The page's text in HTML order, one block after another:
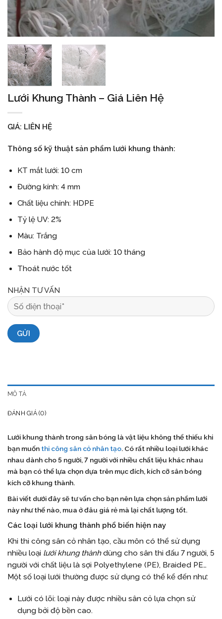
Lưới Khung Thành – Giá Liên Hệ
GIÁ: LIÊN HỆ
Thông số kỹ thuật sản phẩm lưới khung thành:
KT mắt lưới: 10 cm
Đường kính: 4 mm
Chất liệu chính: HDPE
Tỷ lệ UV: 2%
Màu: Trắng
Bảo hành độ mục của lưới: 10 tháng
Thoát nước tốt
NHẬN TƯ VẤN
MÔ TẢ
ĐÁNH GIÁ (0)
Lưới khung thành trong sân bóng là vật liệu không thể thiếu khi
bạn muốn thi công sân cỏ nhân tạo. Có rất nhiều loại lưới khác
nhau dành cho 5 người, 7 người với nhiều chất liệu khác nhau
mà bạn có thể lựa chọn dựa trên mục đích, kích cỡ sân bóng
kích cỡ khung thành.
Bài viết dưới đây sẽ tư vấn cho bạn nên lựa chọn sản phẩm lưới
này như thế nào, mua ở đâu giá rẻ mà lại chất lượng tốt.
Các loại lưới khung thành phổ biến hiện nay
Khi thi công sân cỏ nhân tạo, cầu môn có thể sử dụng
nhiều loại lưới khung thànhdùng cho sân thi đấu 7 người, 5
người với chất liệu là sợi Polyethylene (PE), Braided PE…
Một số loại lưới thường được sử dụng có thể kể đến như:
Lưới có lõi: loại này được nhiều sân cỏ lựa chọn sử
dụng bởi độ bền cao.